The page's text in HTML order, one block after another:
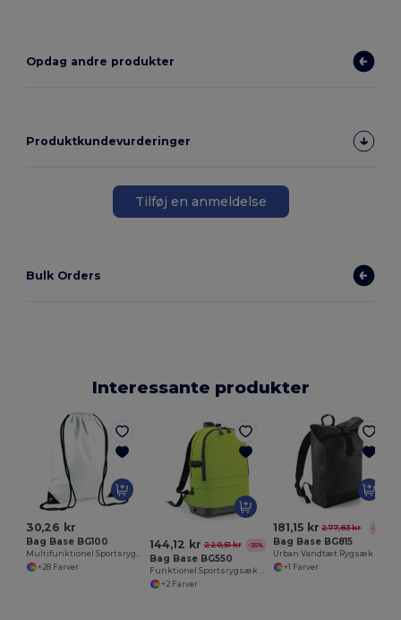
Opdag andre produkter
Produktkundevurderinger
Tilføj en anmeldelse
Bulk Orders
Interessante produkter
30,26 kr
Bag Base BG100
Multifunktionel Sportsrygsæk til Træning
+28 Farver
144,12 kr 220,51 kr -35%
Bag Base BG550
Funktionel Sportsrygsæk med Laptop Rum
+2 Farver
181,15 kr 277,83 kr -35%
Bag Base BG815
+1 Farver